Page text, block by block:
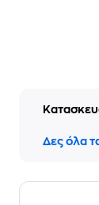
Δες όλα